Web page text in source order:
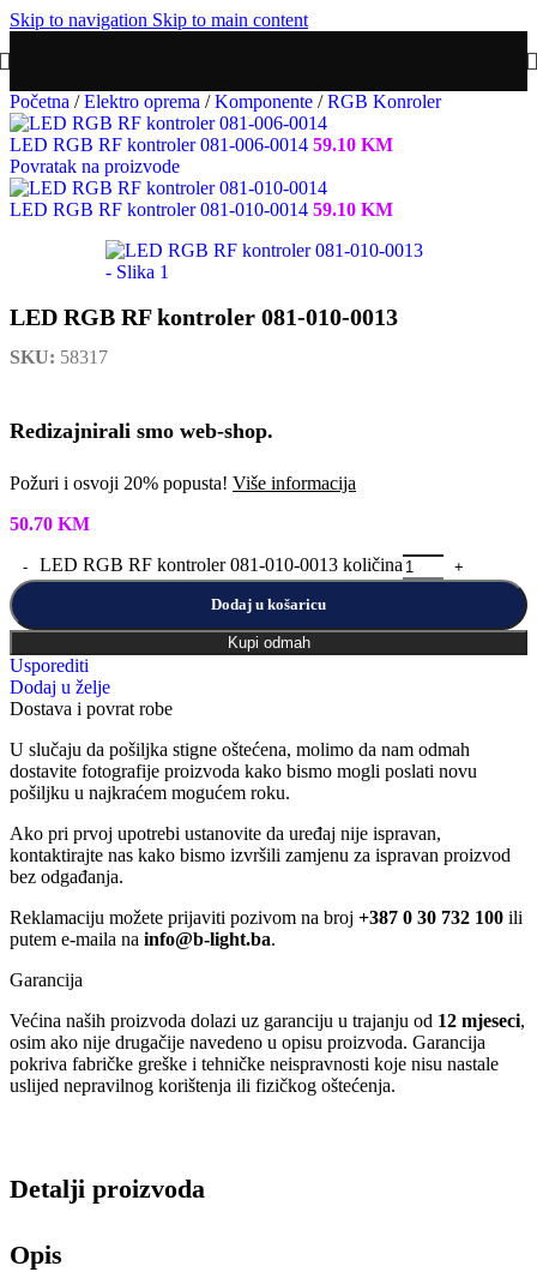
Skip to navigation Skip to main content
Početna / Elektro oprema / Komponente / RGB Konroler
LED RGB RF kontroler 081-006-0014 59.10 KM
Povratak na proizvode
LED RGB RF kontroler 081-010-0014 59.10 KM
LED RGB RF kontroler 081-010-0013
SKU: 58317
Redizajnirali smo web-shop.
Požuri i osvoji 20% popusta! Više informacija
50.70 KM
LED RGB RF kontroler 081-010-0013 količina
Dodaj u košaricu
Kupi odmah
Usporediti
Dodaj u želje
Dostava i povrat robe
U slučaju da pošiljka stigne oštećena, molimo da nam odmah
dostavite fotografije proizvoda kako bismo mogli poslati novu
pošiljku u najkraćem mogućem roku.
Ako pri prvoj upotrebi ustanovite da uređaj nije ispravan,
kontaktirajte nas kako bismo izvršili zamjenu za ispravan proizvod
bez odgađanja.
Reklamaciju možete prijaviti pozivom na broj +387 0 30 732 100 ili
putem e-maila na info@b-light.ba.
Garancija
Većina naših proizvoda dolazi uz garanciju u trajanju od 12 mjeseci,
osim ako nije drugačije navedeno u opisu proizvoda. Garancija
pokriva fabričke greške i tehničke neispravnosti koje nisu nastale
uslijed nepravilnog korištenja ili fizičkog oštećenja.
Detalji proizvoda
Opis